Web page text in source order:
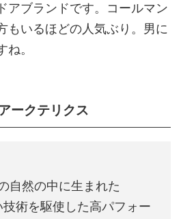
アブランドです。コールマン
もいるほどの人気ぶり。男に
。
ークテリクス
自然の中に生まれた
術を駆使した高パフォー